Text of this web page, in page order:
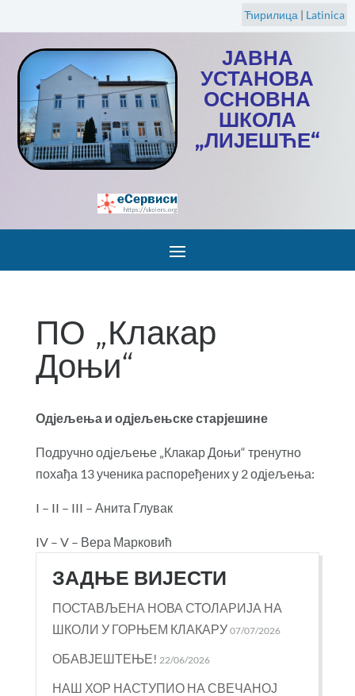
Ћирилица | Latinica
ЈАВНА
УСТАНОВА
ОСНОВНА
ШКОЛА
„ЛИЈЕШЋЕ“
ПО „Клакар
Доњи“
Одјељења и одјељењске старјешине
Подручно одјељење „Клакар Доњи“ тренутно
похађа 13 ученика распоређених у 2 одјељења:
I – II – III – Анита Глувак
IV – V – Вера Марковић
ЗАДЊЕ ВИЈЕСТИ
ПОСТАВЉЕНА НОВА СТОЛАРИЈА НА
ШКОЛИ У ГОРЊЕМ КЛАКАРУ 07/07/2026
ОБАВЈЕШТЕЊЕ! 22/06/2026
НАШ ХОР НАСТУПИО НА СВЕЧАНОЈ